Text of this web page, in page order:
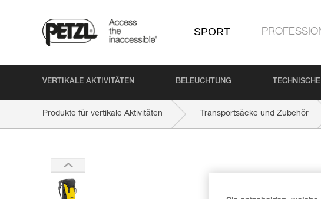
SPORT
VERTIKALE AKTIVITÄTEN BELEUCHTUNG
Produkte für vertikale Aktivitäten Transportsäcke und Zubehör